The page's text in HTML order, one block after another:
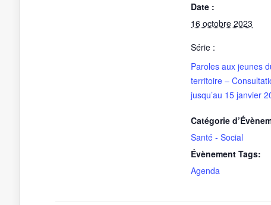
Date :
16 octobre 2023
Série :
Paroles aux jeunes
territoire –
jusqu’au 15 janvier
Catégorie
Santé - Social
Évènement Tags:
Agenda